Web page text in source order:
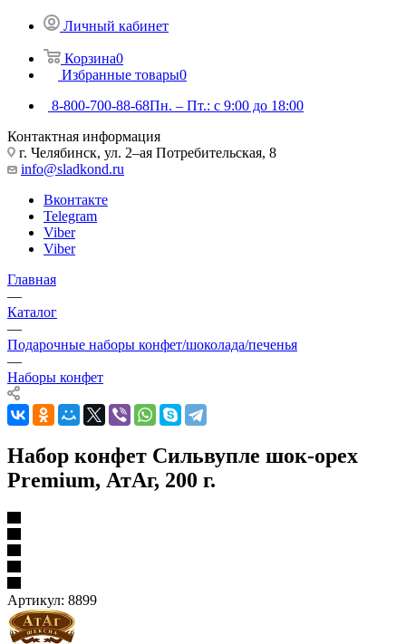
Личный кабинет
Корзина0
Избранные товары0
8-800-700-88-68Пн. – Пт.: с 9:00 до 18:00
Контактная информация
г. Челябинск, ул. 2–ая Потребительская, 8
info@sladkond.ru
Вконтакте
Telegram
Viber
Viber
Главная
—
Каталог
—
Подарочные наборы конфет/шоколада/печенья
—
Наборы конфет
Набор конфет Сильвупле шок-орех
Premium, АтАг, 200 г.
Артикул: 8899